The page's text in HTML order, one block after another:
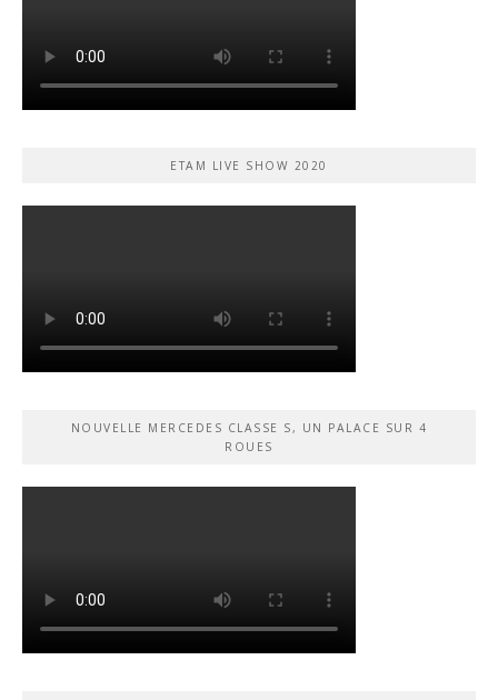
ETAM LIVE SHOW 2020
NOUVELLE MERCEDES CLASSE S, UN PALACE SUR 4
ROUES